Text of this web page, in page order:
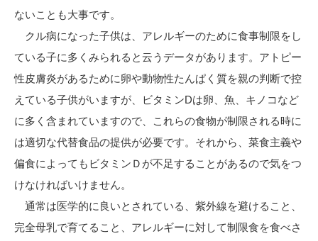
ないことも大事です。
クル病になった子供は、アレルギーのために食事制限をし
ている子に多くみられると云うデータがあります。アトピー
性皮膚炎があるために卵や動物性たんぱく質を親の判断で控
えている子供がいますが、ビタミンDは卵、魚、キノコなど
に多く含まれていますので、これらの食物が制限される時に
は適切な代替食品の提供が必要です。それから、菜食主義や
偏食によってもビタミンＤが不足することがあるので気をつ
けなければいけません。
通常は医学的に良いとされている、紫外線を避けること、
完全母乳で育てること、アレルギーに対して制限食を食べさ